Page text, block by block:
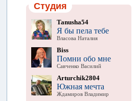
Студия
Tanusha54
Я бы пела тебе
Власова Наталия
Biss
Помни обо мне
Савченко Василий
Arturchik2804
Южная мечта
Ждамиров Владимир